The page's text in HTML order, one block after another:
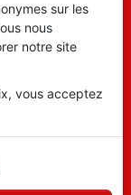
de
La
le
sur les
nous
notre site
vous acceptez